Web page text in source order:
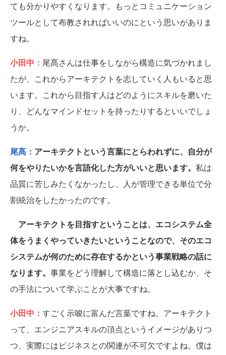
ても分かりやすくなります。もっとコミュニケーション
ツールとして布教されればいいのにという思いがありま
すね。
小田中： 尾髙さんは仕事をしながら構造に気づかれまし
たが、これからアーキテクトを志していく人もいると思
います。これから目指す人はどのようにスキルを磨いた
り、どんなマインドセットを持ったりするといいでしょ
うか。
尾髙： アーキテクトという言葉にとらわれずに、自分が
何をやりたいかを言語化した方がいいと思います。 私は
品質に苦しみたくなかったし、人が管理できる単位で分
割統治をしたかったのです。
アーキテクトを目指すということは、エコシステム全
体をうまくやっていきたいということなので、そのエコ
システムが何のために存在するかという事業戦略の話に
なります。 事業をどう理解して構造に落とし込むか、そ
の手法について学ぶことが大事ですね。
小田中： すごく示唆に富んだ言葉ですね。アーキテクト
って、エンジニアスキルの頂点というイメージがありつ
つ、実際にはビジネスとの関連が不可欠ですよね。僕は